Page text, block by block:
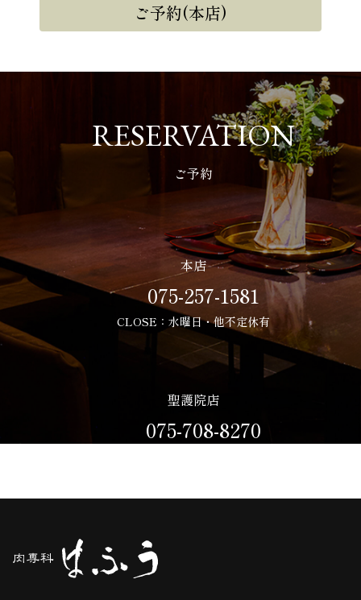
ご予約(本店)
RESERVATION
ご予約
本店
075-257-1581
CLOSE：水曜日・他不定休有
聖護院店
075-708-8270